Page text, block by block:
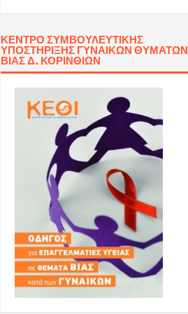
ΚΈΝΤΡΟ ΣΥΜΒΟΥΛΕΥΤΙΚΉΣ
ΥΠΟΣΤΉΡΙΞΗΣ ΓΥΝΑΙΚΏΝ ΘΥΜΆΤΩΝ
ΒΊΑΣ Δ. ΚΟΡΙΝΘΊΩΝ